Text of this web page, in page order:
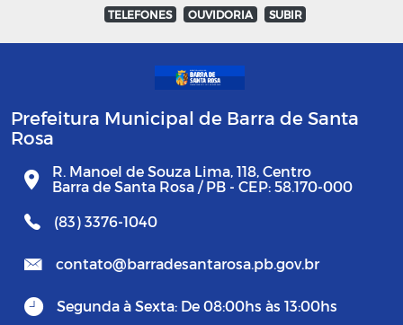
TELEFONES OUVIDORIA SUBIR
Prefeitura Municipal de Barra de Santa
Rosa
R. Manoel de Souza Lima, 118, Centro
Barra de Santa Rosa / PB - CEP: 58.170-000
(83) 3376-1040
contato@barradesantarosa.pb.gov.br
Segunda à Sexta: De 08:00hs às 13:00hs